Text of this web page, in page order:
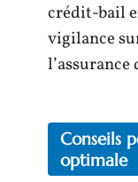
crédit-bail
vigilance
l’assurance
Conseils
optimale